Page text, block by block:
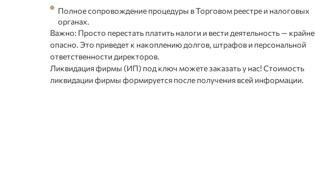
Полное сопровождение процедуры в Торговом реестре и налоговых
органах.
Важно: Просто перестать платить налоги и вести деятельность — крайне
опасно. Это приведет к накоплению долгов, штрафов и персональной
ответственности директоров.
Ликвидация фирмы (ИП) под ключ можете заказать у нас! Стоимость
ликвидации фирмы формируется после получения всей информации.